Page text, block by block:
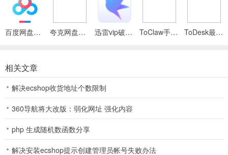
1、下载完成后打开todesk，输入手机号、密码进行登录；
3、内置有一些手势操作供用户参考使用；
软件特色
百度网盘绿色免安装Pc电脑版 夸克网盘官方正式版 迅雷vip破解版永久会员2024版 ToClaw手机版 ToDesk最新版
相关文章
解决ecshop收货地址个数限制
360导航将大改版：弱化网址 强化内容
php 生成随机数函数分享
解决安装ecshop提示创建管理员帐号失败办法